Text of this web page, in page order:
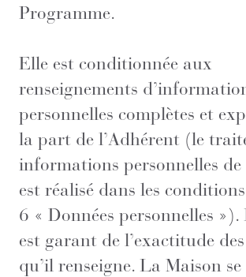
Programme.
Elle est conditionnée aux
renseignements
personnelles complètes et
la part de l’Adhérent (le
informations personnelles de
est réalisé dans les
6 « Données personnelles »).
est garant de l’exactitude
qu’il renseigne. La Maison